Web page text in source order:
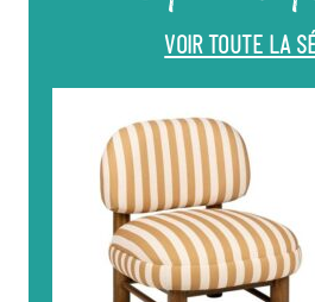
VOIR TOUTE LA